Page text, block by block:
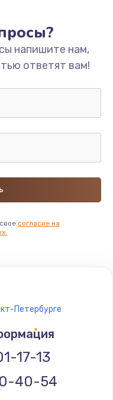
ОС
данных
напишите нам,
ответят вам!
согласие на
Петербурге
17-13
40-54